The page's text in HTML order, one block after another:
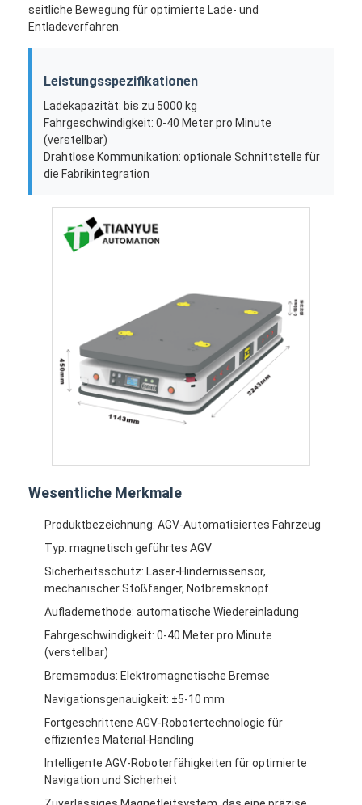
Produkte
Fabrik Tour
Qualitätskontrolle
Nachrichten
Plaudern Sie Jetzt
Automatisch geführtes Fahrzeug für AGV
Autonome mobile Roboter mit AMR
Drei-Dimensionaler Lagerhallen-Shuttle
Ladeausrüstung zur Unterstützung von AGV
Komponenten für AGV-Mechanum-Radantrieb
Lagerung AGV-Aufzugsmechanismus
Elektrische Teleskopgabel für Paletten
Automatisierte Nichtstandardgeräte
seitliche Bewegung für optimierte Lade- und
Entladeverfahren.
Leistungsspezifikationen
Ladekapazität: bis zu 5000 kg
Fahrgeschwindigkeit: 0-40 Meter pro Minute
(verstellbar)
Drahtlose Kommunikation: optionale Schnittstelle für
die Fabrikintegration
Wesentliche Merkmale
Produktbezeichnung: AGV-Automatisiertes Fahrzeug
Typ: magnetisch geführtes AGV
Sicherheitsschutz: Laser-Hindernissensor,
mechanischer Stoßfänger, Notbremsknopf
Auflademethode: automatische Wiedereinladung
Fahrgeschwindigkeit: 0-40 Meter pro Minute
(verstellbar)
Bremsmodus: Elektromagnetische Bremse
Navigationsgenauigkeit: ±5-10 mm
Fortgeschrittene AGV-Robotertechnologie für
effizientes Material-Handling
Intelligente AGV-Roboterfähigkeiten für optimierte
Navigation und Sicherheit